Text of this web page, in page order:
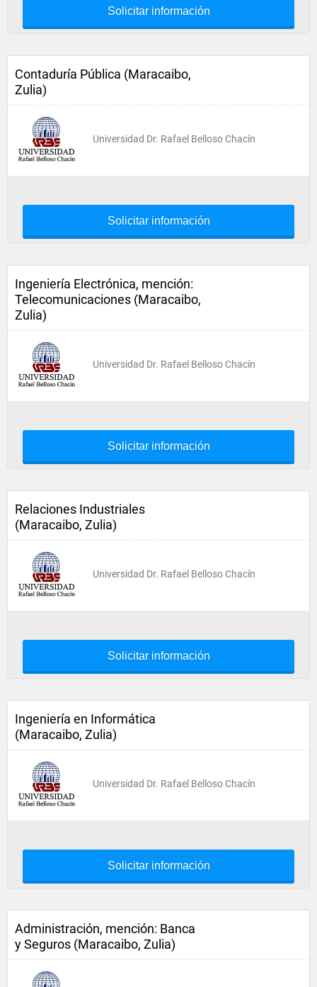
Solicitar información
Contaduría Pública (Maracaibo,
Zulia)
Universidad Dr. Rafael Belloso Chacín
Solicitar información
Ingeniería Electrónica, mención:
Telecomunicaciones (Maracaibo,
Zulia)
Universidad Dr. Rafael Belloso Chacín
Solicitar información
Relaciones Industriales
(Maracaibo, Zulia)
Universidad Dr. Rafael Belloso Chacín
Solicitar información
Ingeniería en Informática
(Maracaibo, Zulia)
Universidad Dr. Rafael Belloso Chacín
Solicitar información
Administración, mención: Banca
y Seguros (Maracaibo, Zulia)